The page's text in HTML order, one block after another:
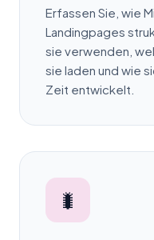
Erfassen Sie, wie
Landingpages
sie verwenden,
sie laden und wie
Zeit entwickelt.
🐛